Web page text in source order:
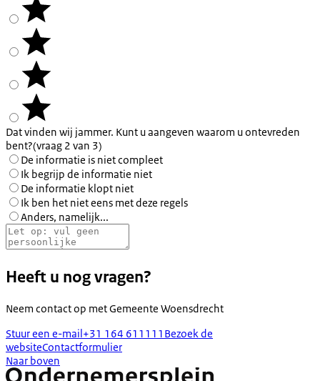
Dat vinden wij jammer. Kunt u aangeven waarom u ontevreden
bent?(vraag 2 van 3)
De informatie is niet compleet
Ik begrijp de informatie niet
De informatie klopt niet
Ik ben het niet eens met deze regels
Anders, namelijk...
Heeft u nog vragen?
Neem contact op metGemeente Woensdrecht
Stuur een e-mail+31 164 611111 Bezoek de
websiteContactformulier
Naar boven